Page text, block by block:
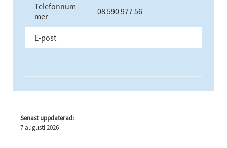
Telefonnum
mer
08 590 977 56
E-post
Senast uppdaterad:
7 augusti 2026